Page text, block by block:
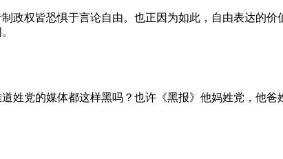
政权皆恐惧于言论自由。也正因为如此，自由表达的
姓党的媒体都这样黑吗？也许《黑报》他妈姓党，他爸